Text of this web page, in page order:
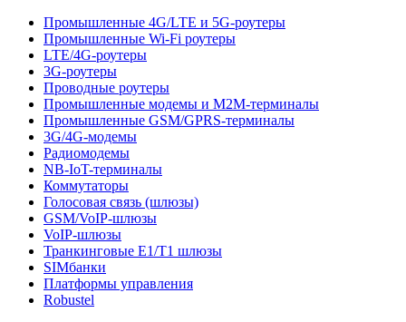
Промышленные 4G/LTE и 5G-роутеры
Промышленные Wi-Fi роутеры
LTE/4G-роутеры
3G-роутеры
Проводные роутеры
Промышленные модемы и M2M-терминалы
Промышленные GSM/GPRS-терминалы
3G/4G-модемы
Радиомодемы
NB-IoT-терминалы
Коммутаторы
Голосовая связь (шлюзы)
GSM/VoIP-шлюзы
VoIP-шлюзы
Транкинговые E1/T1 шлюзы
SIMбанки
Платформы управления
Robustel